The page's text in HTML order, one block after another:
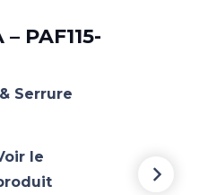
PAF115-
Serrure
le